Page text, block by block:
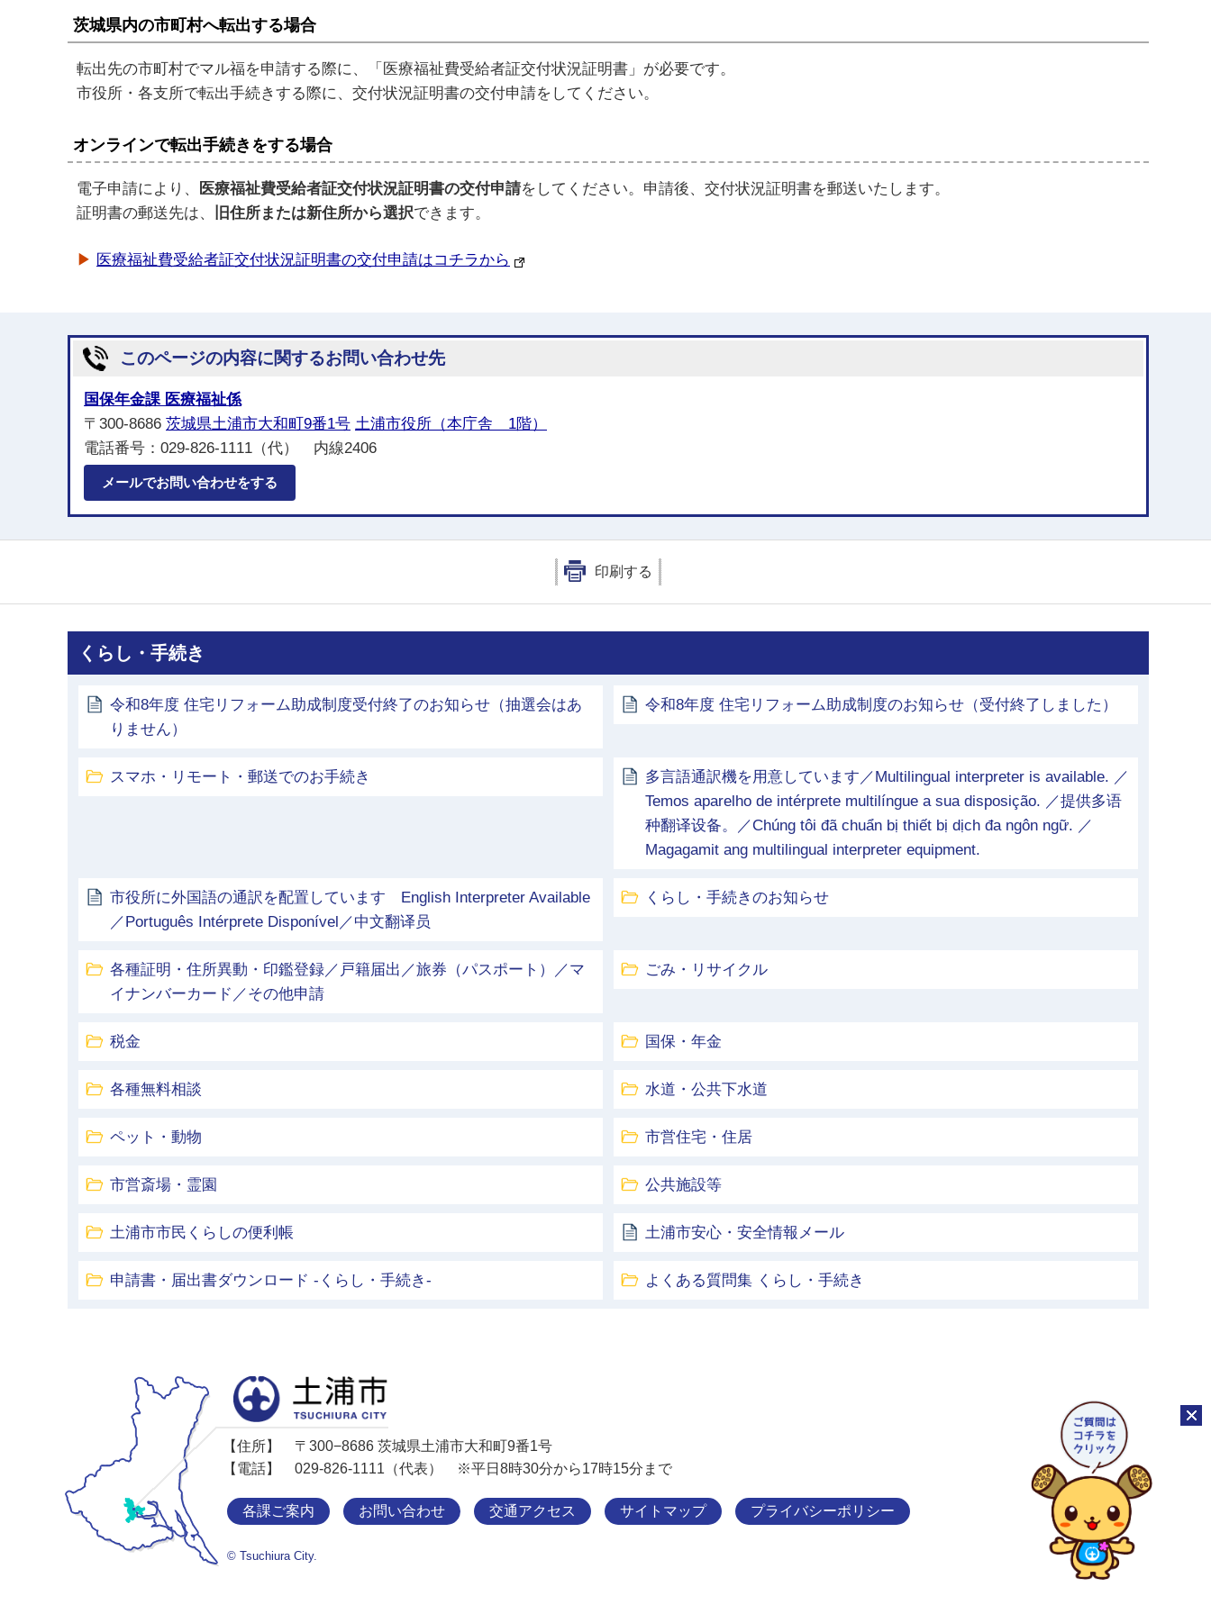
茨城県内の市町村へ転出する場合
転出先の市町村でマル福を申請する際に、「医療福祉費受給者証交付状況証明書」が必要です。
市役所・各支所で転出手続きする際に、交付状況証明書の交付申請をしてください。
オンラインで転出手続きをする場合
電子申請により、 医療福祉費受給者証交付状況証明書の交付申請をしてください。申請後、交付状況証明書を郵送いたします。
証明書の郵送先は、
旧住所または新住所から選択できます。
▶ 医療福祉費受給者証交付状況証明書の交付申請はコチラから
このページの内容に関するお問い合わせ先
国保年金課 医療福祉係
〒300-8686 茨城県土浦市大和町9番1号 土浦市役所（本庁舎 1階）
電話番号：029-826-1111（代） 内線2406
メールでお問い合わせをする
印刷する
くらし・手続き
令和8年度 住宅リフォーム助成制度受付終了のお知らせ（抽選会はあ
りません）
令和8年度 住宅リフォーム助成制度のお知らせ（受付終了しました）
スマホ・リモート・郵送でのお手続き
多言語通訳機を用意しています／Multilingual interpreter is available. ／
Temos aparelho de intérprete multilíngue a sua disposição. ／提供多语
种翻译设备。／Chúng tôi đã chuẩn bị thiết bị dịch đa ngôn ngữ. ／
Magagamit ang multilingual interpreter equipment.
市役所に外国語の通訳を配置しています English Interpreter Available
／Português Intérprete Disponível／中文翻译员
くらし・手続きのお知らせ
各種証明・住所異動・印鑑登録／戸籍届出／旅券（パスポート）／マ
イナンバーカード／その他申請
ごみ・リサイクル
税金 国保・年金
各種無料相談 水道・公共下水道
ペット・動物 市営住宅・住居
市営斎場・霊園 公共施設等
土浦市市民くらしの便利帳 土浦市安心・安全情報メール
申請書・届出書ダウンロード -くらし・手続き- よくある質問集 くらし・手続き
【住所】
〒300−8686 茨城県土浦市大和町9番1号
【電話】
029-826-1111（代表） ※平日8時30分から17時15分まで
各課ご案内 お問い合わせ 交通アクセス サイトマップ プライバシーポリシー
© Tsuchiura City.
チャ